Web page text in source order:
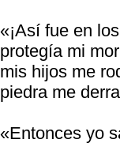
«¡Así fue en
protegía mi
mis hijos me
piedra me
«Entonces yo